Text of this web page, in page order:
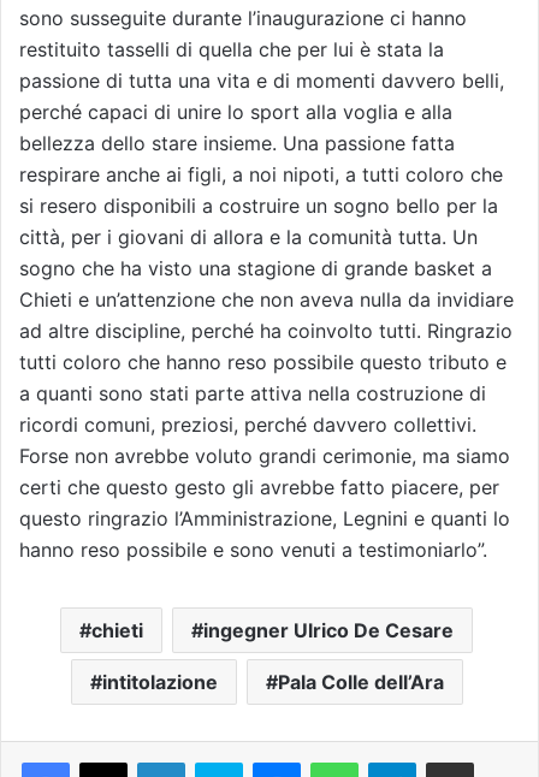
sono susseguite durante l’inaugurazione ci hanno
restituito tasselli di quella che per lui è stata la
passione di tutta una vita e di momenti davvero belli,
perché capaci di unire lo sport alla voglia e alla
bellezza dello stare insieme. Una passione fatta
respirare anche ai figli, a noi nipoti, a tutti coloro che
si resero disponibili a costruire un sogno bello per la
città, per i giovani di allora e la comunità tutta. Un
sogno che ha visto una stagione di grande basket a
Chieti e un’attenzione che non aveva nulla da invidiare
ad altre discipline, perché ha coinvolto tutti. Ringrazio
tutti coloro che hanno reso possibile questo tributo e
a quanti sono stati parte attiva nella costruzione di
ricordi comuni, preziosi, perché davvero collettivi.
Forse non avrebbe voluto grandi cerimonie, ma siamo
certi che questo gesto gli avrebbe fatto piacere, per
questo ringrazio l’Amministrazione, Legnini e quanti lo
hanno reso possibile e sono venuti a testimoniarlo”.
chieti ingegner Ulrico De Cesare
intitolazione Pala Colle dell’Ara
Telegram